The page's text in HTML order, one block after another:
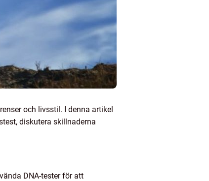
och livsstil. I denna artikel
diskutera skillnaderna
DNA-tester för att